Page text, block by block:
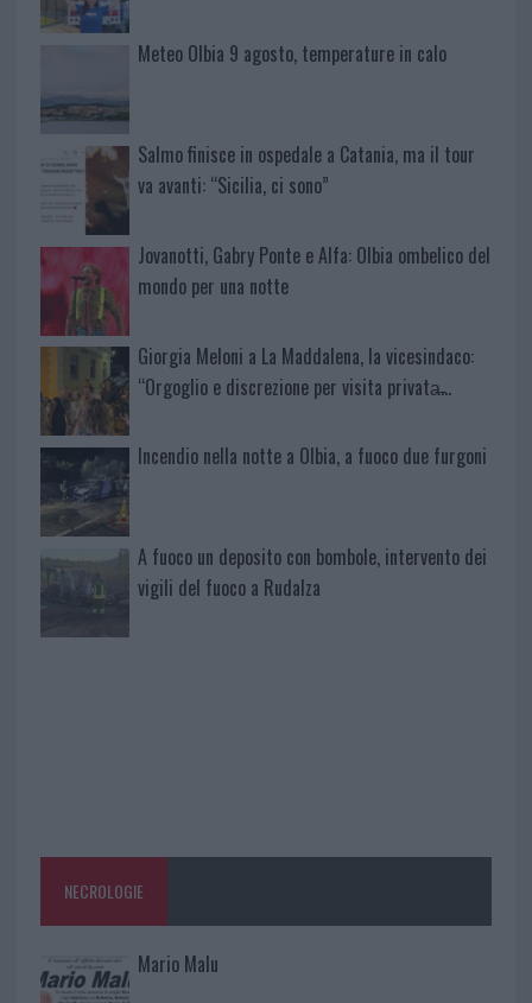
Meteo Olbia 9 agosto, temperature in calo
Salmo finisce in ospedale a Catania, ma il tour
va avanti: “Sicilia, ci sono”
Jovanotti, Gabry Ponte e Alfa: Olbia ombelico del
mondo per una notte
Giorgia Meloni a La Maddalena, la vicesindaco:
“Orgoglio e discrezione per visita privata̶…
Incendio nella notte a Olbia, a fuoco due furgoni
A fuoco un deposito con bombole, intervento dei
vigili del fuoco a Rudalza
NECROLOGIE
Mario Malu